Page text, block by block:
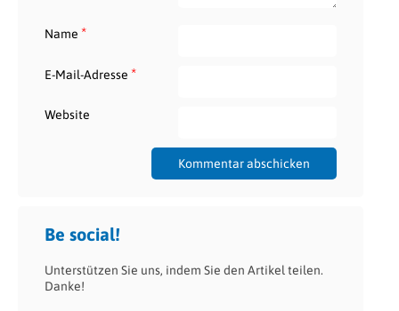
Name *
E-Mail-Adresse *
Website
Be social!
Unterstützen Sie uns, indem Sie den Artikel teilen.
Danke!